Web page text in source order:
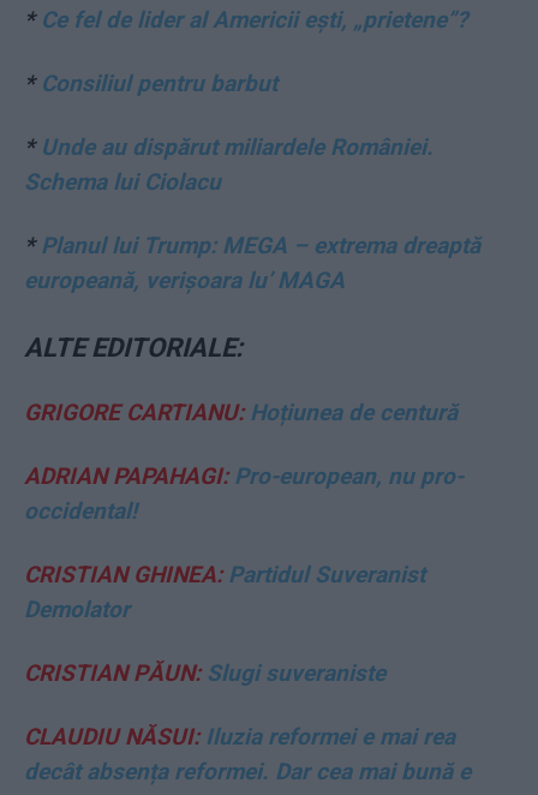
* Ce fel de lider al Americii ești, „prietene”?
* Consiliul pentru barbut
* Unde au dispărut miliardele României.
Schema lui Ciolacu
*Planul lui Trump: MEGA – extrema dreaptă
europeană, verișoara lu’ MAGA
ALTE EDITORIALE:
GRIGORE CARTIANU:Hoțiunea de centură
ADRIAN PAPAHAGI:Pro-european, nu pro-
occidental!
CRISTIAN GHINEA:Partidul Suveranist
Demolator
CRISTIAN PĂUN:Slugi suveraniste
CLAUDIU NĂSUI:Iluzia reformei e mai rea
decât absența reformei. Dar cea mai bună e